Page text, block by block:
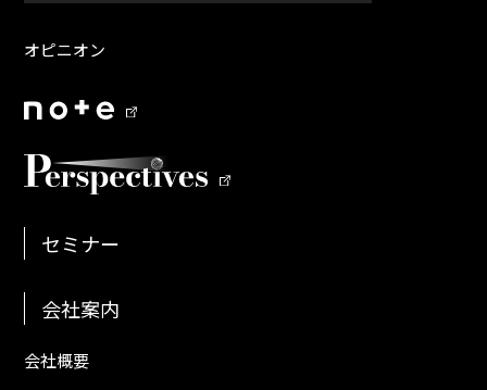
オピニオン
セミナー
会社案内
会社概要